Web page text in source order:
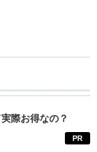
際お得なの？
PR